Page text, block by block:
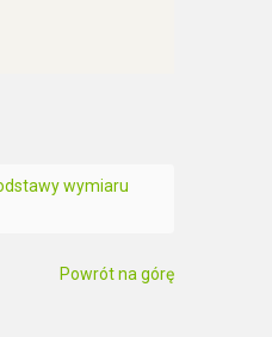
wymiaru
Powrót na górę